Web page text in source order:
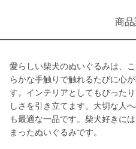
商品
愛らしい柴犬のぬいぐるみは、
らかな手触りで触れるたびに心
す。インテリアとしてもぴった
しさを引き立てます。大切な人
も最適な一品です。柴犬好きに
まったぬいぐるみです。